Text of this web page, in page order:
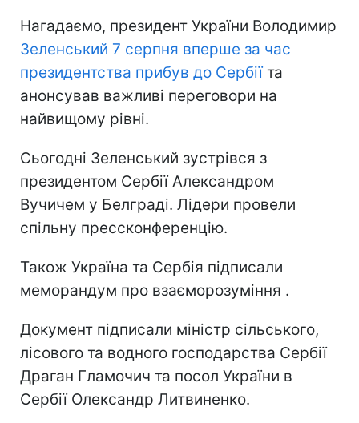
Нагадаємо, президент України Володимир
Зеленський 7 серпня вперше за час
президентства прибув до Сербіїта
анонсував важливі переговори на
найвищому рівні.
Сьогодні Зеленський зустрівся з
президентом Сербії Александром
Вучичем у Белграді. Лідери провели
спільну прессконференцію.
Також Україна та Сербія підписали
меморандум про взаєморозуміння .
Документ підписали міністр сільського,
лісового та водного господарства Сербії
Драган Гламочич та посол України в
Сербії Олександр Литвиненко.